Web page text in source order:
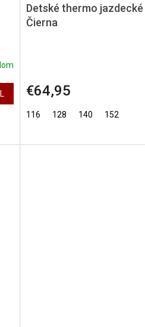
Detské thermo jazdecké
Čierna
€64,95
116 128 140 152